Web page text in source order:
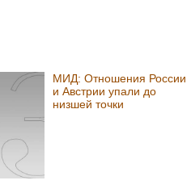
МИД: Отношения России
и Австрии упали до
низшей точки